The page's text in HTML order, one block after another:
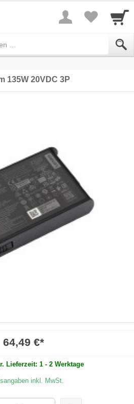
135W 20VDC 3P
64,49 €*
Lieferzeit: 1 - 2 Werktage
inkl. MwSt.